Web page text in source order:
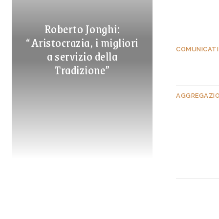
Roberto Jonghi:
“Aristocrazia, i migliori
a servizio della
Tradizione”
COMUNICATI